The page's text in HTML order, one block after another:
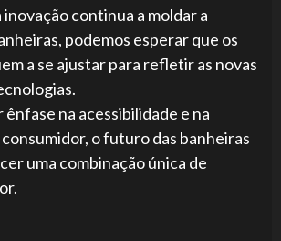
inovação continua a moldar a
podemos esperar que os
a se ajustar para refletir as novas
ênfase na acessibilidade e na
o futuro das banheiras
uma combinação única de